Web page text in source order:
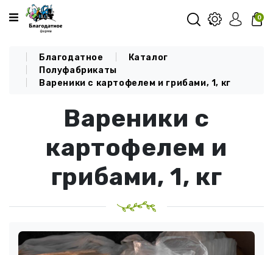
Категории
О КОМПАНИИ
КАТАЛОГ
ДОСТАВКА И ОПЛАТА
0
Благодатное
Каталог
Полуфабрикаты
Вареники с картофелем и грибами, 1, кг
Вареники с
картофелем и
грибами, 1, кг